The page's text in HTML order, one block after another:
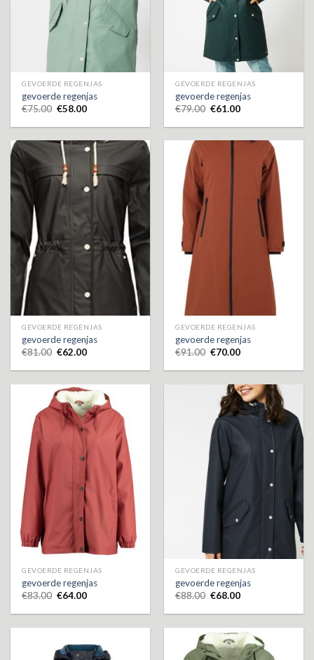
GEVOERDE REGENJAS
gevoerde regenjas
€75.00 €58.00
GEVOERDE REGENJAS
gevoerde regenjas
€79.00 €61.00
GEVOERDE REGENJAS
gevoerde regenjas
€81.00 €62.00
GEVOERDE REGENJAS
gevoerde regenjas
€91.00 €70.00
GEVOERDE REGENJAS
gevoerde regenjas
€83.00 €64.00
GEVOERDE REGENJAS
gevoerde regenjas
€88.00 €68.00